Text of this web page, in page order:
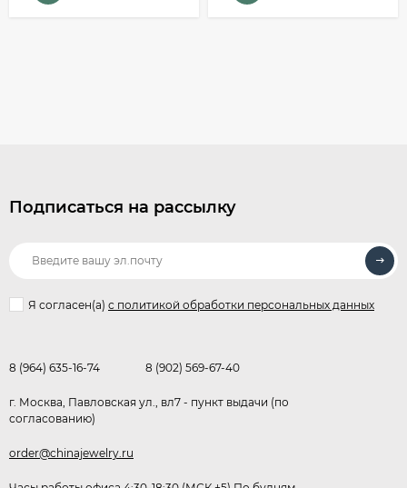
Подписаться на рассылку
Я согласен(a) с политикой обработки персональных данных
8 (964) 635-16-74 8 (902) 569-67-40
г. Москва, Павловская ул., вл7 - пункт выдачи (по
согласованию)
order@chinajewelry.ru